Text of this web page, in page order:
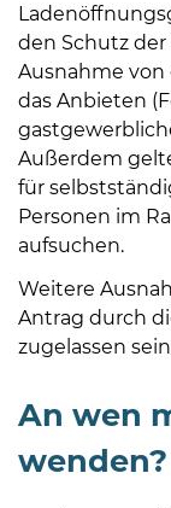
18
Uhr
sowie
außerhalb
der
Öffnungszeiten
nach
Vereinbarung.
den Schutz
Ausnahme
das Anbieten
Außerdem
für
Personen im
aufsuchen.
Weitere
Antrag durch
zugelassen
An wen
wenden?